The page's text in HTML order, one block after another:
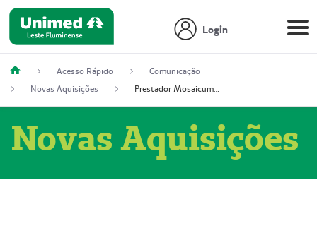
Login
Acesso Rápido
Comunicação
Novas Aquisições
Prestador Mosaicum Espaço Clínico Eireli (51004355-5)
Novas Aquisições